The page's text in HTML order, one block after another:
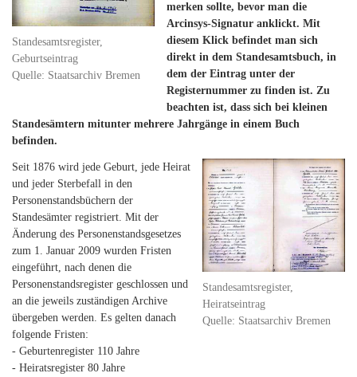
Standesamtsregister,
Geburtseintrag
Quelle: Staatsarchiv Bremen
merken sollte, bevor man die
Arcinsys-Signatur anklickt. Mit
diesem Klick befindet man sich
direkt in dem Standesamtsbuch, in
dem der Eintrag unter der
Registernummer zu finden ist. Zu
beachten ist, dass sich bei kleinen
Standesämtern mitunter mehrere Jahrgänge in einem Buch
befinden.
Standesamtsregister,
Heiratseintrag
Quelle: Staatsarchiv Bremen
Seit 1876 wird jede Geburt, jede Heirat
und jeder Sterbefall in den
Personenstandsbüchern der
Standesämter registriert. Mit der
Änderung des Personenstandsgesetzes
zum 1. Januar 2009 wurden Fristen
eingeführt, nach denen die
Personenstandsregister geschlossen und
an die jeweils zuständigen Archive
übergeben werden. Es gelten danach
folgende Fristen:
- Geburtenregister 110 Jahre
- Heiratsregister 80 Jahre